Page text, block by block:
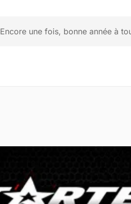
Encore une fois, bonne année à